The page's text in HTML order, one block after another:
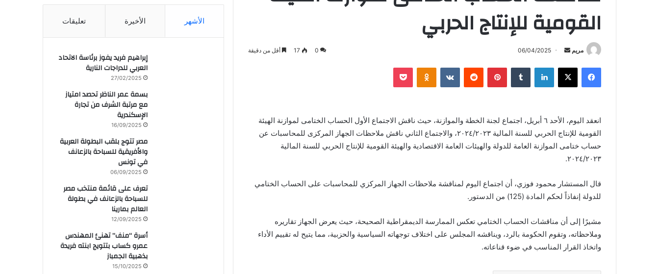
القومية للإنتاج الحربي
مريم
أرسل 06/04/2025
0
17 أقل من دقيقة
فيسبوك X لينكدإن بينتيريست Odnoklassniki
بوكيت
انعقد اليوم، الأحد ٦ أبريل، اجتماع لجنة الخطة والموازنة، حيث ناقش الاجتماع الأول الحساب الختامى لموازنة الهيئة
القومية للإنتاج الحربي للسنة المالية ٢٠٢٤/٢٠٢٣، والاجتماع الثاني ناقش ملاحظات الجهاز المركزى للمحاسبات عن
حساب ختامى الموازنة العامة للدولة والهيئات العامة الاقتصادية والهيئة القومية للإنتاج الحربي للسنة المالية
٢٠٢٤/٢٠٢٣.
قال المستشار محمود فوزي، أن اجتماع اليوم لمناقشة ملاحظات الجهاز المركزي للمحاسبات على الحساب الختامي
للدولة إنفاذاً لحكم المادة (125) من الدستور.
مشيرًا إلى أن مناقشات الحساب الختامي تعكس الممارسة الديمقراطية الصحيحة، حيث يعرض الجهاز تقاريره
وملاحظاته، وتقوم الحكومة بالرد، ويناقشه المجلس على اختلاف توجهاته السياسية والحزبية، مما يتيح له تقييم الأداء
واتخاذ القرار المناسب في ضوء قناعاته.
الأشهر الأخيرة تعليقات
إبراهيم فريد يفوز برئاسة الاتحاد
العربي للدراجات النارية
27/02/2025
بسمة عمر الناظر تحصد امتياز
مع مرتبة الشرف من تجارة
الإسكندرية
16/09/2025
مصر تتوج بلقب البطولة العربية
والأفريقية للسباحة بالزعانف
في تونس
06/09/2025
تعرف على قائمة منتخب مصر
للسباحة بالزعانف في بطولة
العالم بمارينا
12/09/2025
أسرة “منف” تهنئ المهندس
عمرو كساب بتتويج ابنته فريدة
بذهبية الجمباز
15/10/2025